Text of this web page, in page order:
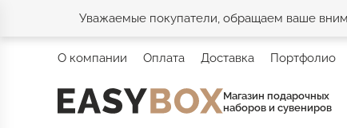
Уважаемые покупатели, обращаем ваше
О компании Оплата Доставка Портфолио
Магазин подарочных
наборов и сувениров